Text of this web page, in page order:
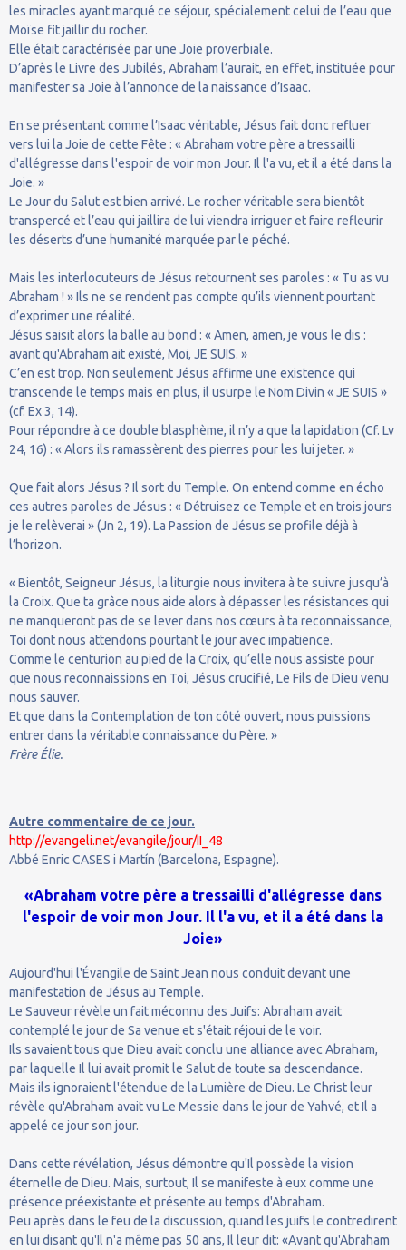
les miracles ayant marqué ce séjour, spécialement celui de l’eau que
Moïse fit jaillir du rocher.
Elle était caractérisée par une Joie proverbiale.
D’après le Livre des Jubilés, Abraham l’aurait, en effet, instituée pour
manifester sa Joie à l’annonce de la naissance d’Isaac.
En se présentant comme l’Isaac véritable, Jésus fait donc refluer
vers lui la Joie de cette Fête : « Abraham votre père a tressailli
d'allégresse dans l'espoir de voir mon Jour. Il l'a vu, et il a été dans la
Joie. »
Le Jour du Salut est bien arrivé. Le rocher véritable sera bientôt
transpercé et l’eau qui jaillira de lui viendra irriguer et faire refleurir
les déserts d’une humanité marquée par le péché.
Mais les interlocuteurs de Jésus retournent ses paroles : « Tu as vu
Abraham ! » Ils ne se rendent pas compte qu’ils viennent pourtant
d’exprimer une réalité.
Jésus saisit alors la balle au bond : « Amen, amen, je vous le dis :
avant qu'Abraham ait existé, Moi, JE SUIS. »
C’en est trop. Non seulement Jésus affirme une existence qui
transcende le temps mais en plus, il usurpe le Nom Divin « JE SUIS »
(cf. Ex 3, 14).
Pour répondre à ce double blasphème, il n’y a que la lapidation (Cf. Lv
24, 16) : « Alors ils ramassèrent des pierres pour les lui jeter. »
Que fait alors Jésus ? Il sort du Temple. On entend comme en écho
ces autres paroles de Jésus : « Détruisez ce Temple et en trois jours
je le relèverai » (Jn 2, 19). La Passion de Jésus se profile déjà à
l’horizon.
« Bientôt, Seigneur Jésus, la liturgie nous invitera à te suivre jusqu’à
la Croix. Que ta grâce nous aide alors à dépasser les résistances qui
ne manqueront pas de se lever dans nos cœurs à ta reconnaissance,
Toi dont nous attendons pourtant le jour avec impatience.
Comme le centurion au pied de la Croix, qu’elle nous assiste pour
que nous reconnaissions en Toi, Jésus crucifié, Le Fils de Dieu venu
nous sauver.
Et que dans la Contemplation de ton côté ouvert, nous puissions
entrer dans la véritable connaissance du Père. »
Frère Élie.
Autre commentaire de ce jour.
http://evangeli.net/evangile/jour/II_48
Abbé Enric CASES i Martín (Barcelona, Espagne).
«Abraham votre père a tressailli d'allégresse dans
l'espoir de voir mon Jour. Il l'a vu, et il a été dans la
Joie»
Aujourd'hui l'Évangile de Saint Jean nous conduit devant une
manifestation de Jésus au Temple.
Le Sauveur révèle un fait méconnu des Juifs: Abraham avait
contemplé le jour de Sa venue et s'était réjoui de le voir.
Ils savaient tous que Dieu avait conclu une alliance avec Abraham,
par laquelle Il lui avait promit le Salut de toute sa descendance.
Mais ils ignoraient l'étendue de la Lumière de Dieu. Le Christ leur
révèle qu'Abraham avait vu Le Messie dans le jour de Yahvé, et Il a
appelé ce jour son jour.
Dans cette révélation, Jésus démontre qu'Il possède la vision
éternelle de Dieu. Mais, surtout, Il se manifeste à eux comme une
présence préexistante et présente au temps d'Abraham.
Peu après dans le feu de la discussion, quand les juifs le contredirent
en lui disant qu'Il n'a même pas 50 ans, Il leur dit: «Avant qu'Abraham